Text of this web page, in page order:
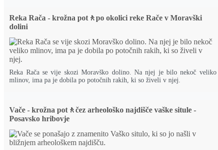
Reka Rača - krožna pot🚶po okolici reke Rače v Moravški
dolini
Reka Rača se vije skozi Moravško dolino. Na njej je bilo nekoč veliko
mlinov, ima pa je dobila po potočnih rakih, ki so živeli v njej.
Vače - krožna pot🚶čez arheološko najdišče vaške situle -
Posavsko hribovje